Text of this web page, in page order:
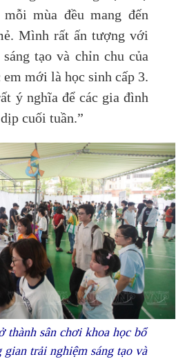
mùa đều mang đến
Mình rất ấn tượng với
tạo và chỉn chu của
mới là học sinh cấp 3.
ý nghĩa để các gia đình
cuối tuần.”
thành sân chơi khoa học bổ
trải nghiệm sáng tạo và